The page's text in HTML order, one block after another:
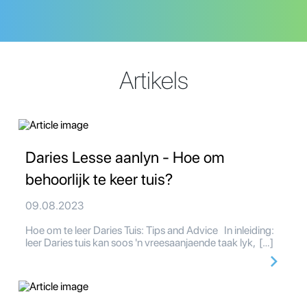
Artikels
Daries Lesse aanlyn - Hoe om
behoorlijk te keer tuis?
09.08.2023
Hoe om te leer Daries Tuis: Tips and Advice In inleiding:
leer Daries tuis kan soos 'n vreesaanjaende taak lyk, […]